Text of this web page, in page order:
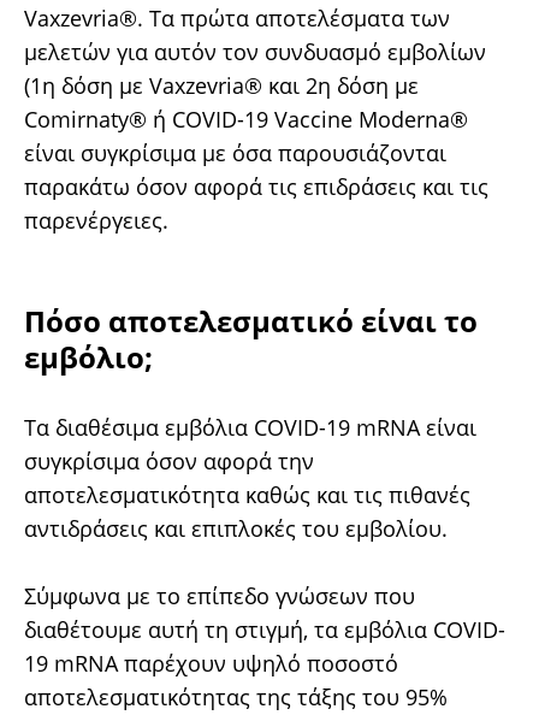
Vaxzevria®. Τα πρώτα αποτελέσματα των
μελετών για αυτόν τον συνδυασμό εμβολίων
(1η δόση με Vaxzevria® και 2η δόση με
Comirnaty® ή COVID-19 Vaccine Moderna®
είναι συγκρίσιμα με όσα παρουσιάζονται
παρακάτω όσον αφορά τις επιδράσεις και τις
παρενέργειες.
Πόσο αποτελεσματικό είναι το
εμβόλιο;
Τα διαθέσιμα εμβόλια COVID-19 mRNA είναι
συγκρίσιμα όσον αφορά την
αποτελεσματικότητα καθώς και τις πιθανές
αντιδράσεις και επιπλοκές του εμβολίου.
Σύμφωνα με το επίπεδο γνώσεων που
διαθέτουμε αυτή τη στιγμή, τα εμβόλια COVID-
19 mRNA παρέχουν υψηλό ποσοστό
αποτελεσματικότητας της τάξης του 95%